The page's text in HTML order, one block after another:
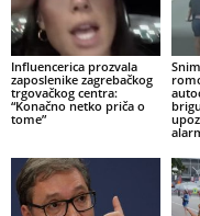
Influencerica prozvala
zaposlenike zagrebačkog
trgovačkog centra:
“Konačno netko priča o
tome”